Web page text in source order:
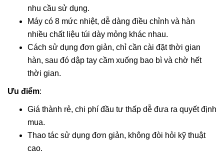
nhu cầu sử dụng.
Máy có 8 mức nhiệt, dễ dàng điều chỉnh và hàn
nhiều chất liệu túi dày mỏng khác nhau.
Cách sử dụng đơn giản, chỉ cần cài đặt thời gian
hàn, sau đó dập tay cầm xuống bao bì và chờ hết
thời gian.
Ưu điểm:
Giá thành rẻ, chi phí đầu tư thấp dễ đưa ra quyết định
mua.
Thao tác sử dụng đơn giản, không đòi hỏi kỹ thuật
cao.